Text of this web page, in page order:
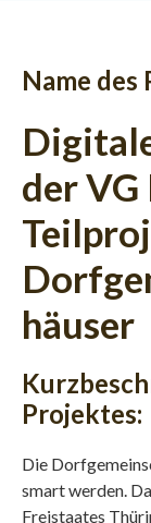
Name des
der
häuser
Projektes:
Die
smart werden.
Freistaates